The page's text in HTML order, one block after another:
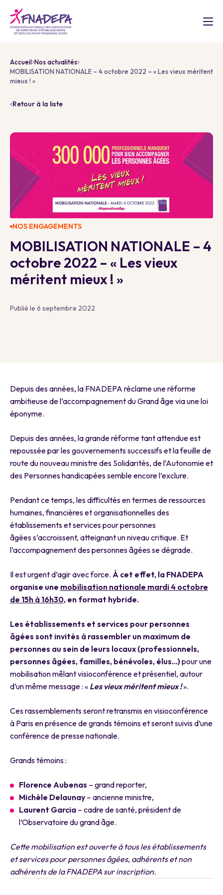
Accueil Nos actualités
MOBILISATION NATIONALE – 4 octobre 2022 – « Les vieux méritent
mieux ! »
Retour à la liste
NOS ENGAGEMENTS
MOBILISATION NATIONALE – 4
octobre 2022 – « Les vieux
méritent mieux ! »
Publié le 6 septembre 2022
Depuis des années, la FNADEPA réclame une réforme
ambitieuse de l’accompagnement du Grand âge via une loi
éponyme.
Depuis des années, la grande réforme tant attendue est
repoussée par les gouvernements successifs et la feuille de
route du nouveau ministre des Solidarités, de l’Autonomie et
des Personnes handicapées semble encore l’exclure.
Pendant ce temps, les difficultés en termes de ressources
humaines, financières et organisationnelles des
établissements et services pour personnes
âgées s’accroissent, atteignant un niveau critique. Et
l’accompagnement des personnes âgées se dégrade.
Il est urgent d’agir avec force. À cet effet, la FNADEPA
organise une mobilisation nationale mardi 4 octobre
de 15h à 16h30, en format hybride.
Les établissements et services pour personnes
âgées sont invités à rassembler un maximum de
personnes au sein de leurs locaux (professionnels,
personnes âgées, familles, bénévoles, élus…)pour une
mobilisation mêlant visioconférence et présentiel, autour
d’un même message : « Les vieux méritent mieux !».
Ces rassemblements seront retransmis en visioconférence
à Paris en présence de grands témoins et seront suivis d’une
conférence de presse nationale.
Grands témoins :
Florence Aubenas – grand reporter,
Michèle Delaunay – ancienne ministre,
Laurent Garcia – cadre de santé, président de
l’Observatoire du grand âge.
Cette mobilisation est ouverte à tous les établissements
et services pour personnes âgées, adhérents et non
adhérents de la FNADEPA sur inscription.